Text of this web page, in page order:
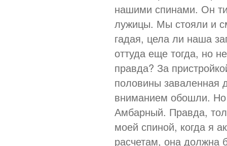
нашими спинами. Он
лужицы. Мы стояли и
гадая, цела ли наша
оттуда еще тогда, но
правда? За
половины заваленная
вниманием обошли.
Амбарный. Правда,
моей спиной, когда я
расчетам, она должна